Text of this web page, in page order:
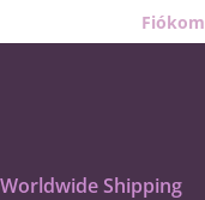
Fiókom
Worldwide Shipping